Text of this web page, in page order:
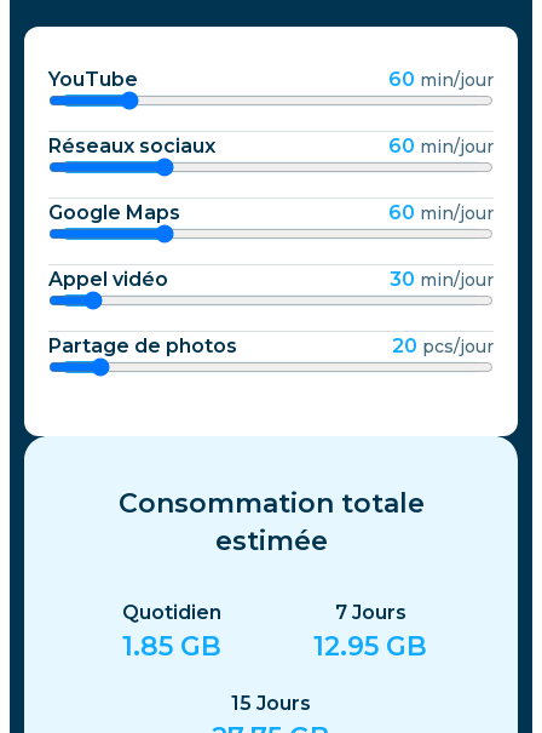
YouTube 60 min/jour
Réseaux sociaux 60 min/jour
Google Maps 60 min/jour
Appel vidéo 30 min/jour
Partage de photos 20 pcs/jour
Consommation totale
estimée
Quotidien
1.85 GB
7 Jours
12.95 GB
15 Jours